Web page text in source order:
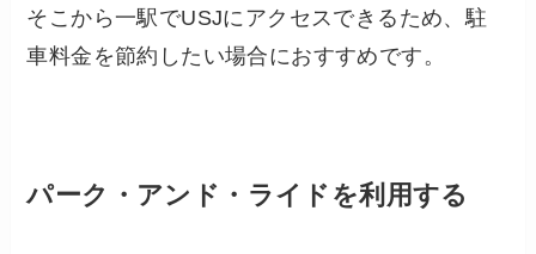
そこから一駅でUSJにアクセスできるため、駐
車料金を節約したい場合におすすめです。
パーク・アンド・ライドを利用する